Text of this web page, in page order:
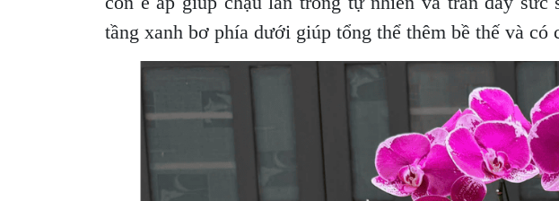
tầng xanh bơ phía dưới giúp tổng thể thêm bề thế và